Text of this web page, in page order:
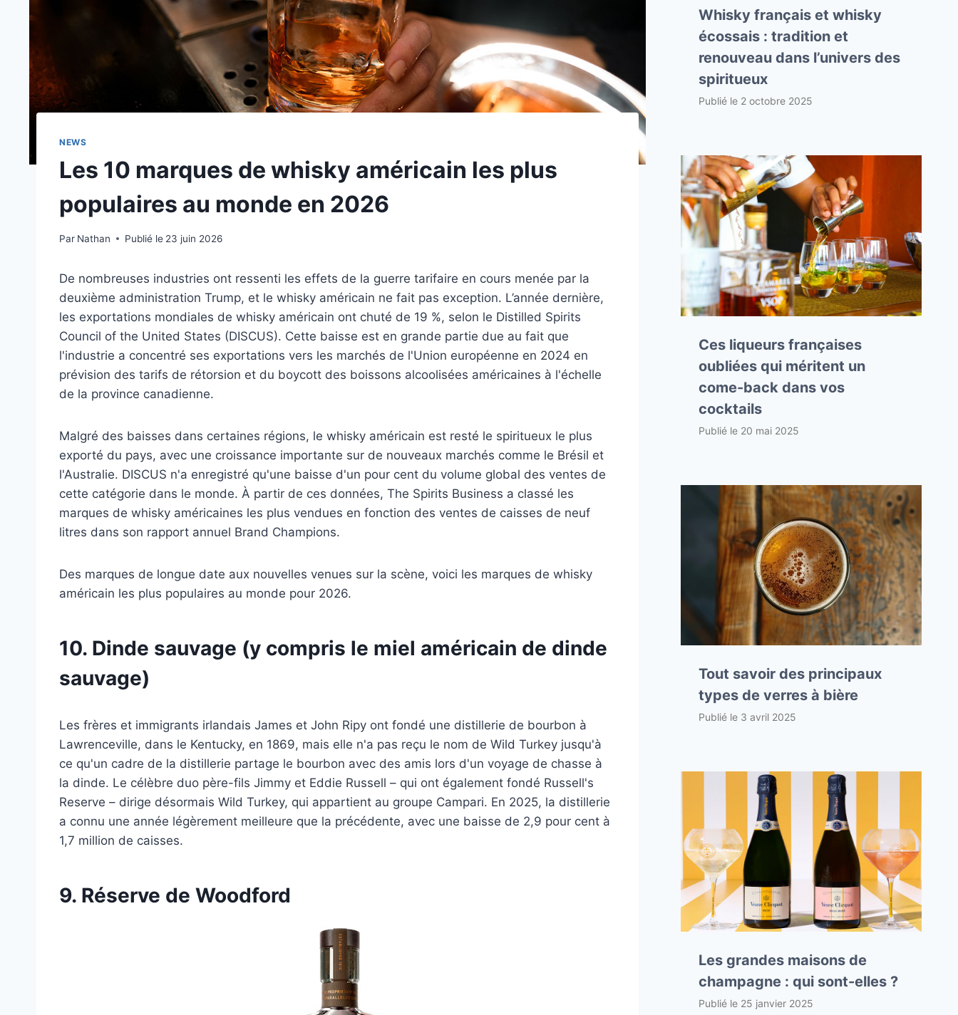
NEWS
Les 10 marques de whisky américain les plus
populaires au monde en 2026
Par Nathan Publié le 23 juin 2026
De nombreuses industries ont ressenti les effets de la guerre tarifaire en cours menée par la
deuxième administration Trump, et le whisky américain ne fait pas exception. L’année dernière,
les exportations mondiales de whisky américain ont chuté de 19 %, selon le Distilled Spirits
Council of the United States (DISCUS). Cette baisse est en grande partie due au fait que
l'industrie a concentré ses exportations vers les marchés de l'Union européenne en 2024 en
prévision des tarifs de rétorsion et du boycott des boissons alcoolisées américaines à l'échelle
de la province canadienne.
Malgré des baisses dans certaines régions, le whisky américain est resté le spiritueux le plus
exporté du pays, avec une croissance importante sur de nouveaux marchés comme le Brésil et
l'Australie. DISCUS n'a enregistré qu'une baisse d'un pour cent du volume global des ventes de
cette catégorie dans le monde. À partir de ces données, The Spirits Business a classé les
marques de whisky américaines les plus vendues en fonction des ventes de caisses de neuf
litres dans son rapport annuel Brand Champions.
Des marques de longue date aux nouvelles venues sur la scène, voici les marques de whisky
américain les plus populaires au monde pour 2026.
10. Dinde sauvage (y compris le miel américain de dinde
sauvage)
Les frères et immigrants irlandais James et John Ripy ont fondé une distillerie de bourbon à
Lawrenceville, dans le Kentucky, en 1869, mais elle n'a pas reçu le nom de Wild Turkey jusqu'à
ce qu'un cadre de la distillerie partage le bourbon avec des amis lors d'un voyage de chasse à
la dinde. Le célèbre duo père-fils Jimmy et Eddie Russell – qui ont également fondé Russell's
Reserve – dirige désormais Wild Turkey, qui appartient au groupe Campari. En 2025, la distillerie
a connu une année légèrement meilleure que la précédente, avec une baisse de 2,9 pour cent à
1,7 million de caisses.
9. Réserve de Woodford
Whisky français et whisky
écossais : tradition et
renouveau dans l’univers des
spiritueux
Publié le 2 octobre 2025
Ces liqueurs françaises
oubliées qui méritent un
come-back dans vos
cocktails
Publié le 20 mai 2025
Tout savoir des principaux
types de verres à bière
Publié le 3 avril 2025
Les grandes maisons de
champagne : qui sont-elles ?
Publié le 25 janvier 2025